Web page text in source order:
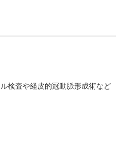
検査や経皮的冠動脈形成術など